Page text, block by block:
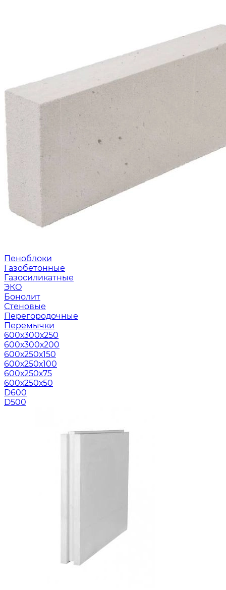
Пеноблоки
Газобетонные
Газосиликатные
ЭКО
Бонолит
Стеновые
Перегородочные
Перемычки
600х300х250
600х300х200
600х250х150
600х250х100
600х250х75
600х250х50
D600
D500